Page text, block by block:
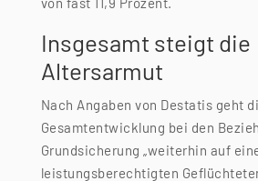
Insgesamt steigt die
Altersarmut
Nach Angaben von Destatis geht
Gesamtentwicklung bei den
Grundsicherung „weiterhin auf
leistungsberechtigten